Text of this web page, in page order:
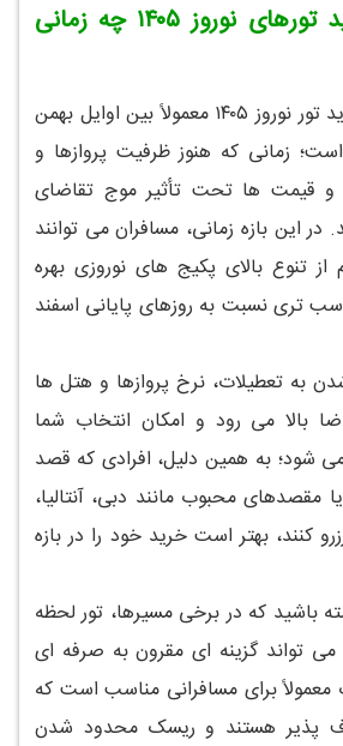
بهترین زمان خرید تورهای نوروز ۱۴۰۵ چه زمانی
بهترین زمان برای خرید تور نوروز ۱۴۰۵ معمولاً بین اوایل بهمن
زمانی که هنوز ظرفیت پروازها و
قیمت ها تحت تأثیر موج تقاضای
در این بازه زمانی، مسافران می توانند
از تنوع بالای پکیج های نوروزی بهره
تری نسبت به روزهای پایانی اسفند
به تعطیلات، نرخ پروازها و هتل ها
بالا می رود و امکان انتخاب شما
شود؛ به همین دلیل، افرادی که قصد
یا مقصدهای محبوب مانند دبی، آنتالیا،
کنند، بهتر است خرید خود را در بازه
باشید که در برخی مسیرها، تور لحظه
نوروز ۱۴۰۵ هم می تواند گزینه ای مقرون به صرفه ای
معمولاً برای مسافرانی مناسب است که
پذیر هستند و ریسک محدود شدن